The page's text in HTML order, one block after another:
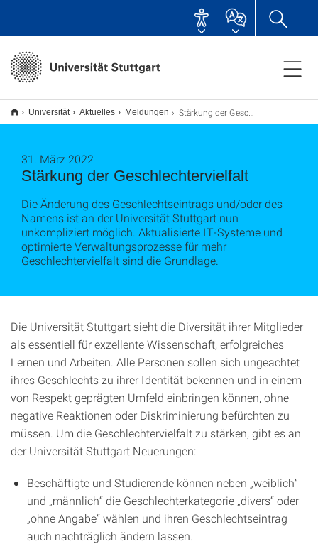
Universität Aktuelles Meldungen Stärkung der Geschlechtervielfalt
Stärkung der Geschlechtervielfalt
31. März 2022
Die Änderung des Geschlechtseintrags und/oder des
Namens ist an der Universität Stuttgart nun
unkompliziert möglich. Aktualisierte IT-Systeme und
optimierte Verwaltungsprozesse für mehr
Geschlechtervielfalt sind die Grundlage.
Die Universität Stuttgart sieht die Diversität ihrer Mitglieder
als essentiell für exzellente Wissenschaft, erfolgreiches
Lernen und Arbeiten. Alle Personen sollen sich ungeachtet
ihres Geschlechts zu ihrer Identität bekennen und in einem
von Respekt geprägten Umfeld einbringen können, ohne
negative Reaktionen oder Diskriminierung befürchten zu
müssen. Um die Geschlechtervielfalt zu stärken, gibt es an
der Universität Stuttgart Neuerungen:
Beschäftigte und Studierende können neben „weiblich“
und „männlich“ die Geschlechterkategorie „divers“ oder
„ohne Angabe“ wählen und ihren Geschlechtseintrag
auch nachträglich ändern lassen.